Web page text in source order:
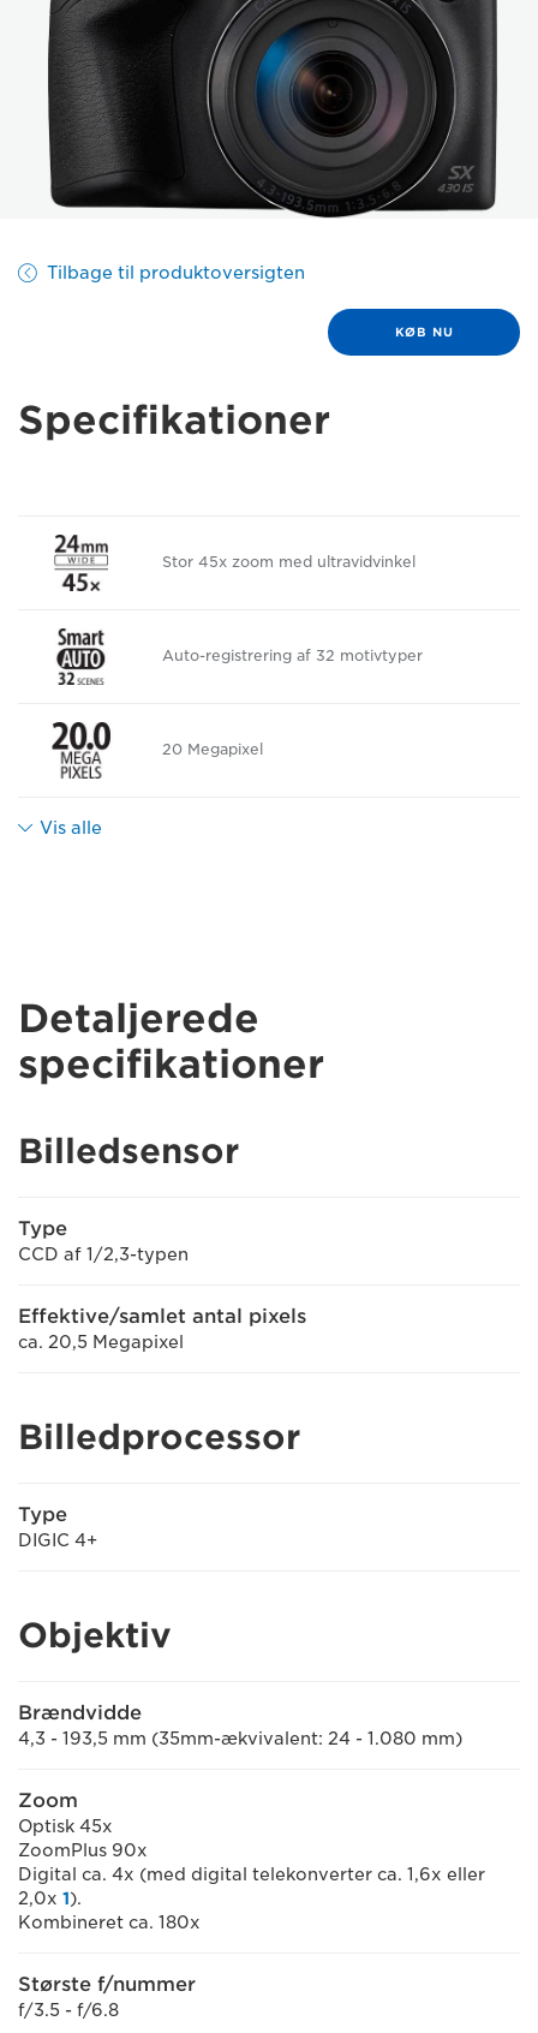
Tilbage til produktoversigten
KØB NU
Specifikationer
Stor 45x zoom med ultravidvinkel
Auto-registrering af 32 motivtyper
20 Megapixel
Vis alle
Detaljerede
specifikationer
Billedsensor
Type
CCD af 1/2,3-typen
Effektive/samlet antal pixels
ca. 20,5 Megapixel
Billedprocessor
Type
DIGIC 4+
Objektiv
Brændvidde
4,3 - 193,5 mm (35mm-ækvivalent: 24 - 1.080 mm)
Zoom
Optisk 45x
ZoomPlus 90x
Digital ca. 4x (med digital telekonverter ca. 1,6x eller
2,0x 1).
Kombineret ca. 180x
Største f/nummer
f/3.5 - f/6.8